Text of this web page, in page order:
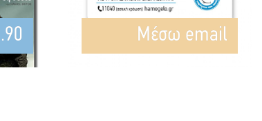
Mέσω email